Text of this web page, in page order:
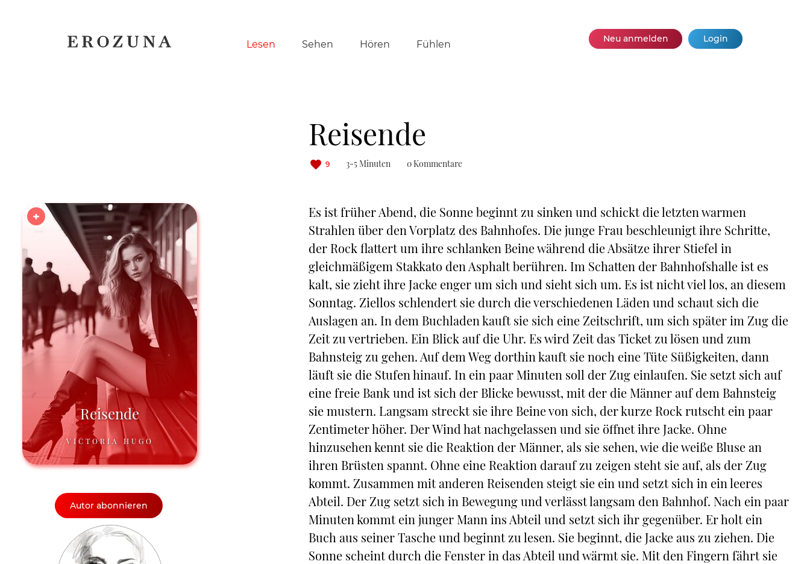
Navigation
Lesen Sehen Hören Fühlen Neu anmelden Login
Reisende
9 3-5 Minuten 0 Kommentare
Reisende
VICTORIA HUGO
Autor abonnieren
Es ist früher Abend, die Sonne beginnt zu sinken und schickt die letzten warmen
Strahlen über den Vorplatz des Bahnhofes. Die junge Frau beschleunigt ihre Schritte,
der Rock flattert um ihre schlanken Beine während die Absätze ihrer Stiefel in
gleichmäßigem Stakkato den Asphalt berühren. Im Schatten der Bahnhofshalle ist es
kalt, sie zieht ihre Jacke enger um sich und sieht sich um. Es ist nicht viel los, an diesem
Sonntag. Ziellos schlendert sie durch die verschiedenen Läden und schaut sich die
Auslagen an. In dem Buchladen kauft sie sich eine Zeitschrift, um sich später im Zug die
Zeit zu vertrieben. Ein Blick auf die Uhr. Es wird Zeit das Ticket zu lösen und zum
Bahnsteig zu gehen. Auf dem Weg dorthin kauft sie noch eine Tüte Süßigkeiten, dann
läuft sie die Stufen hinauf. In ein paar Minuten soll der Zug einlaufen. Sie setzt sich auf
eine freie Bank und ist sich der Blicke bewusst, mit der die Männer auf dem Bahnsteig
sie mustern. Langsam streckt sie ihre Beine von sich, der kurze Rock rutscht ein paar
Zentimeter höher. Der Wind hat nachgelassen und sie öffnet ihre Jacke. Ohne
hinzusehen kennt sie die Reaktion der Männer, als sie sehen, wie die weiße Bluse an
ihren Brüsten spannt. Ohne eine Reaktion darauf zu zeigen steht sie auf, als der Zug
kommt. Zusammen mit anderen Reisenden steigt sie ein und setzt sich in ein leeres
Abteil. Der Zug setzt sich in Bewegung und verlässt langsam den Bahnhof. Nach ein paar
Minuten kommt ein junger Mann ins Abteil und setzt sich ihr gegenüber. Er holt ein
Buch aus seiner Tasche und beginnt zu lesen. Sie beginnt, die Jacke aus zu ziehen. Die
Sonne scheint durch die Fenster in das Abteil und wärmt sie. Mit den Fingern fährt sie